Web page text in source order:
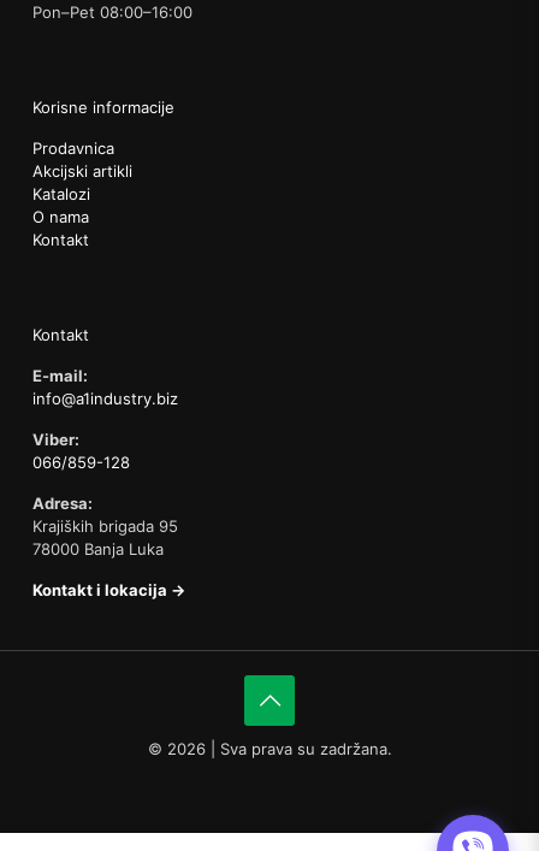
Pon–Pet 08:00–16:00
Korisne informacije
Prodavnica
Akcijski artikli
Katalozi
O nama
Kontakt
Kontakt
E-mail:
info@a1industry.biz
Viber:
066/859-128
Adresa:
Krajiških brigada 95
78000 Banja Luka
Kontakt i lokacija →
© 2026 | Sva prava su zadržana.